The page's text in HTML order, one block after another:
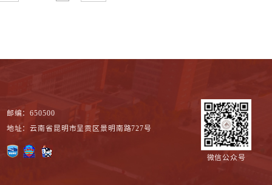
邮编：650500
地址：云南省昆明市呈贡区景明南路727号
微信公众号